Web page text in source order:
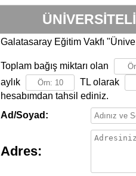
Galatasaray Eğitim Vakfı
Toplam bağış miktarı olan
aylık
TL olarak
hesabımdan tahsil ediniz.
Ad/Soyad:
Adres: